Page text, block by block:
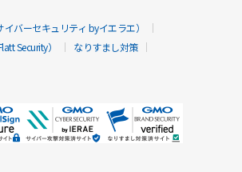
バーセキュリティ byイエラエ）
Security）
なりすまし対策